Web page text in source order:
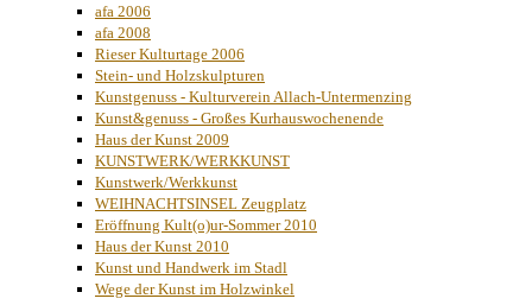
afa 2006
afa 2008
Rieser Kulturtage 2006
Stein- und Holzskulpturen
Kunstgenuss - Kulturverein Allach-Untermenzing
Kunst&genuss - Großes Kurhauswochenende
Haus der Kunst 2009
KUNSTWERK/WERKKUNST
Kunstwerk/Werkkunst
WEIHNACHTSINSEL Zeugplatz
Eröffnung Kult(o)ur-Sommer 2010
Haus der Kunst 2010
Kunst und Handwerk im Stadl
Wege der Kunst im Holzwinkel